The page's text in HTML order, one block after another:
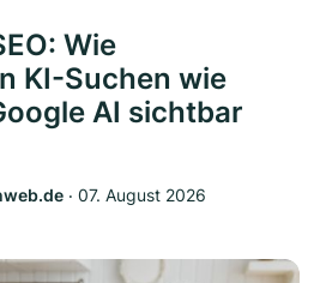
Wie
KI-Suchen wie
AI sichtbar
‧ 07. August 2026